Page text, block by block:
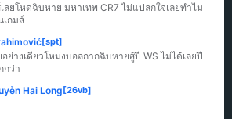
ลยโหดฉิบหาย มหาเทพ CR7 ไม่แปลกใจเลยทำไม
เกมส์
[spt]
ย่างเดียวโหม่งบอลกากฉิบหายสู้ปี WS ไม่ได้เลยปี
กว่า
Hai Long [26vb]